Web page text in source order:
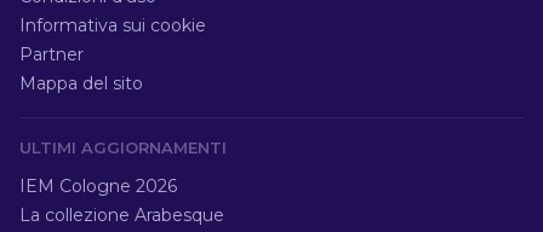
Informativa sui cookie
Partner
Mappa del sito
ULTIMI AGGIORNAMENTI
IEM Cologne 2026
La collezione Arabesque